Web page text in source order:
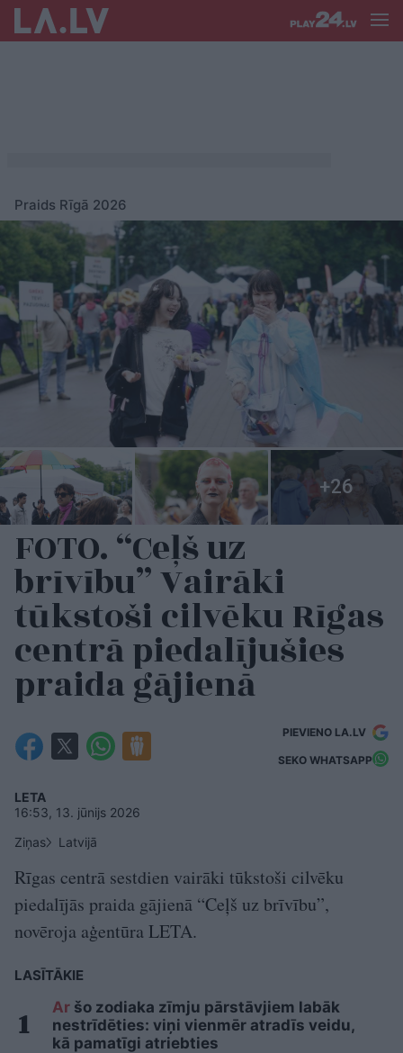
Praids Rīgā 2026
FOTO. “Ceļš uz
brīvību” Vairāki
tūkstoši cilvēku Rīgas
centrā piedalījušies
praida gājienā
PIEVIENO LA.LV
SEKO WHATSAPP
LETA
16:53, 13. jūnijs 2026
Ziņas
Latvijā
Rīgas centrā sestdien vairāki tūkstoši cilvēku
piedalījās praida gājienā “Ceļš uz brīvību”,
novēroja aģentūra LETA.
LASĪTĀKIE
Ar šo zodiaka zīmju pārstāvjiem labāk
nestrīdēties: viņi vienmēr atradīs veidu,
kā pamatīgi atriebties